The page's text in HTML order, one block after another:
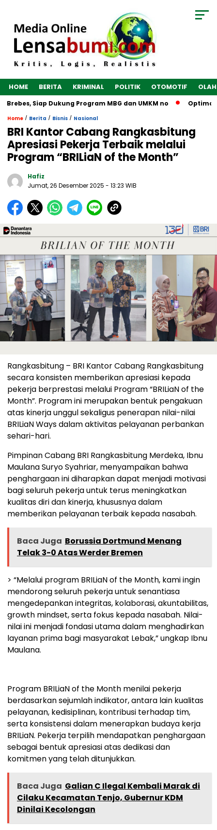
HOME BERITA KRIMINAL POLITIK OTOMOTIF
Siap Dukung Program MBG dan UMKM no
Home / Berita / Bisnis / Nasional
BRI Kantor Cabang Rangkasbitung
Apresiasi Pekerja Terbaik melalui
Program “BRILiaN of the Month”
Hafiz
Jumat, 26 Desember 2025 - 13:23 WIB
Rangkasbitung – BRI Kantor Cabang Rangkasbitung
secara konsisten memberikan apresiasi kepada
pekerja berprestasi melalui Program “BRILiaN of the
Month”. Program ini merupakan bentuk pengakuan
atas kinerja unggul sekaligus penerapan nilai-nilai
BRILiaN Ways dalam aktivitas pelayanan perbankan
sehari-hari.
Pimpinan Cabang BRI Rangkasbitung Merdeka, Ibnu
Maulana Suryo Syahriar, menyampaikan bahwa
penghargaan ini diharapkan dapat menjadi motivasi
bagi seluruh pekerja untuk terus meningkatkan
kualitas diri dan kinerja, khususnya dalam
memberikan pelayanan terbaik kepada nasabah.
Baca Juga Borussia Dortmund Menang
Telak 3-0 Atas Werder Bremen
> “Melalui program BRILiaN of the Month, kami ingin
mendorong seluruh pekerja untuk senantiasa
mengedepankan integritas, kolaborasi, akuntabilitas,
growth mindset, serta fokus kepada nasabah. Nilai-
nilai ini menjadi fondasi utama dalam menghadirkan
layanan prima bagi masyarakat Lebak,” ungkap Ibnu
Maulana.
Program BRILiaN of the Month menilai pekerja
berdasarkan sejumlah indikator, antara lain kualitas
pelayanan, kedisiplinan, kontribusi terhadap tim,
serta konsistensi dalam menerapkan budaya kerja
BRILiaN. Pekerja terpilih mendapatkan penghargaan
sebagai bentuk apresiasi atas dedikasi dan
komitmen yang telah ditunjukkan.
Baca Juga Galian C Ilegal Kembali Marak di
Cilaku Kecamatan Tenjo, Gubernur KDM
Dinilai Kecolongan